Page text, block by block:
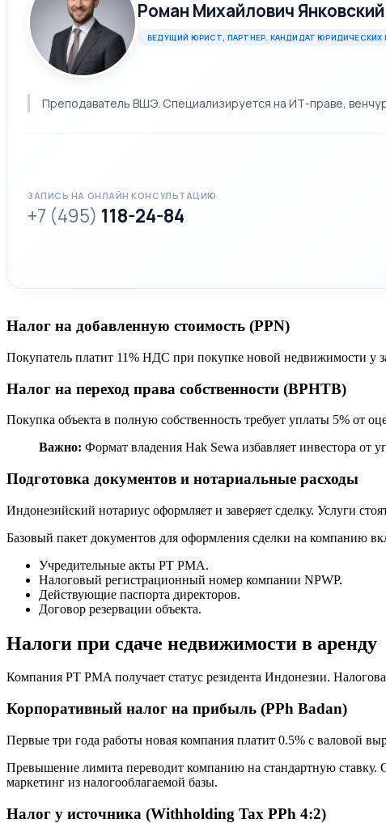
Роман Михайлович Янковский
ВЕДУЩИЙ ЮРИСТ, ПАРТНЕР. КАНДИДАТ ЮРИДИЧЕСКИХ
Преподаватель ВШЭ. Специализируется на ИТ-праве,
ЗАПИСЬ НА ОНЛАЙН КОНСУЛЬТАЦИЮ
+7 (495) 118-24-84
Налог на добавленную стоимость (PPN)
Покупатель платит 11% НДС при покупке новой недвижимости у
Налог на переход права собственности (BPHTB)
Покупка объекта в полную собственность требует уплаты 5% от
Важно: Формат владения Hak Sewa избавляет инвестора от
Подготовка документов и нотариальные расходы
Индонезийский нотариус оформляет и заверяет сделку. Услуги
Базовый пакет документов для оформления сделки на компанию
Учредительные акты PT PMA.
Налоговый регистрационный номер компании NPWP.
Действующие паспорта директоров.
Договор резервации объекта.
Налоги при сдаче недвижимости в аренду
Компания PT PMA получает статус резидента Индонезии.
Корпоративный налог на прибыль (PPh Badan)
Первые три года работы новая компания платит 0.5% с валовой
Превышение лимита переводит компанию на стандартную ставку.
маркетинг из налогооблагаемой базы.
Налог у источника (Withholding Tax PPh 4:2)